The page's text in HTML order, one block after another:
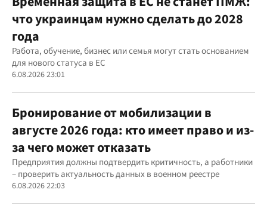
что украинцам нужно сделать до 2028
года
Работа, обучение, бизнес или семья могут стать основанием
для нового статуса в ЕС
6.08.2026 23:01
Бронирование от мобилизации в
августе 2026 года: кто имеет право и из-
за чего может отказать
Предприятия должны подтвердить критичность, а работники
– проверить актуальность данных в военном реестре
6.08.2026 22:03